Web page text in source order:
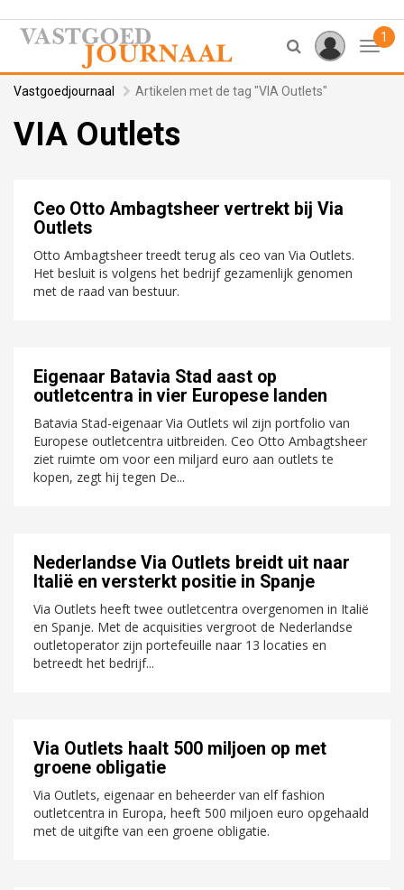
1
Vastgoedjournaal Artikelen met de tag "VIA Outlets"
VIA Outlets
Ceo Otto Ambagtsheer vertrekt bij Via
Outlets
Otto Ambagtsheer treedt terug als ceo van Via Outlets.
Het besluit is volgens het bedrijf gezamenlijk genomen
met de raad van bestuur.
Eigenaar Batavia Stad aast op
outletcentra in vier Europese landen
Batavia Stad-eigenaar Via Outlets wil zijn portfolio van
Europese outletcentra uitbreiden. Ceo Otto Ambagtsheer
ziet ruimte om voor een miljard euro aan outlets te
kopen, zegt hij tegen De...
Nederlandse Via Outlets breidt uit naar
Italië en versterkt positie in Spanje
Via Outlets heeft twee outletcentra overgenomen in Italië
en Spanje. Met de acquisities vergroot de Nederlandse
outletoperator zijn portefeuille naar 13 locaties en
betreedt het bedrijf...
Via Outlets haalt 500 miljoen op met
groene obligatie
Via Outlets, eigenaar en beheerder van elf fashion
outletcentra in Europa, heeft 500 miljoen euro opgehaald
met de uitgifte van een groene obligatie.